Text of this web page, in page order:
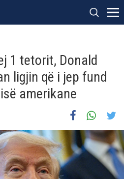
1 tetorit, Donald
ligjin që i jep fund
amerikane